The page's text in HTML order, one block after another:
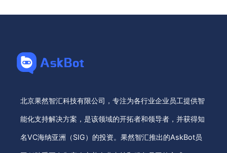
北京果然智汇科技有限公司，专注为各行业企业员工提供智
能化支持解决方案，是该领域的开拓者和领导者，并获得知
名VC海纳亚洲（SIG）的投资。果然智汇推出的AskBot员